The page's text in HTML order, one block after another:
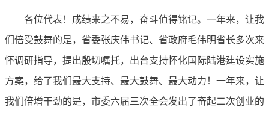
各位代表！成绩来之不易，奋斗值得铭记。一年来，让我
们倍受鼓舞的是，省委张庆伟书记、省政府毛伟明省长多次来
怀调研指导，提出殷切嘱托，出台支持怀化国际陆港建设实施
方案，给了我们最大支持、最大鼓舞、最大动力！一年来，让
我们倍增干劲的是，市委六届三次全会发出了奋起二次创业的